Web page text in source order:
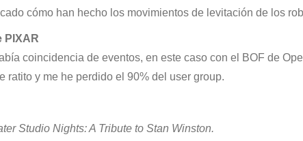
cómo han hecho los movimientos de levitación de los
PIXAR
coincidencia de eventos, en este caso con el BOF de
ratito y me he perdido el 90% del user group.
Studio Nights: A Tribute to Stan Winston.